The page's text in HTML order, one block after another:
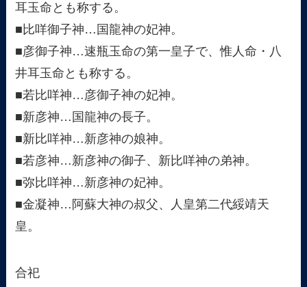
耳玉命とも称する。
■比咩御子神…国龍神の妃神。
■彦御子神…速瓶玉命の第一皇子で、惟人命・八
井耳玉命とも称する。
■若比咩神…彦御子神の妃神。
■新彦神…国龍神の長子。
■新比咩神…新彦神の娘神。
■若彦神…新彦神の御子、新比咩神の弟神。
■弥比咩神…新彦神の妃神。
■金凝神…阿蘇大神の叔父、人皇第二代綏靖天
皇。
合祀